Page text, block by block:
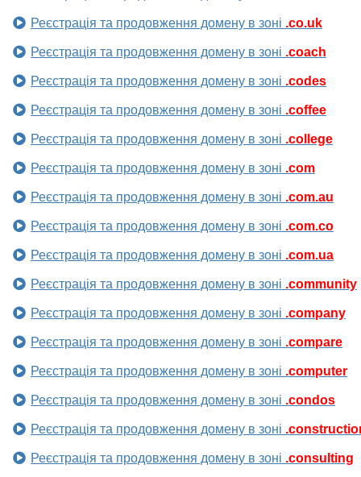
Реєстрація та продовження домену в зоні .co.uk
Реєстрація та продовження домену в зоні .coach
Реєстрація та продовження домену в зоні .codes
Реєстрація та продовження домену в зоні .coffee
Реєстрація та продовження домену в зоні .college
Реєстрація та продовження домену в зоні .com
Реєстрація та продовження домену в зоні .com.au
Реєстрація та продовження домену в зоні .com.co
Реєстрація та продовження домену в зоні .com.ua
Реєстрація та продовження домену в зоні .community
Реєстрація та продовження домену в зоні .company
Реєстрація та продовження домену в зоні .compare
Реєстрація та продовження домену в зоні .computer
Реєстрація та продовження домену в зоні .condos
Реєстрація та продовження домену в зоні
Реєстрація та продовження домену в зоні .consulting